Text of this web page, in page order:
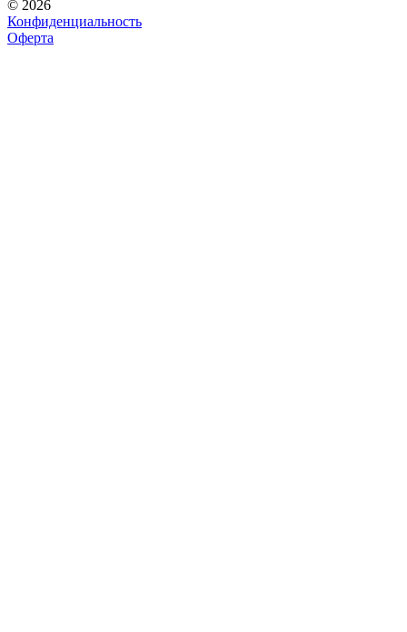
© 2026
Конфиденциальность
Оферта